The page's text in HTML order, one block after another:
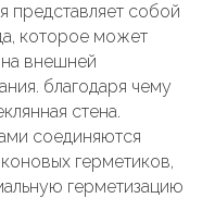
представляет собой
которое может
внешней
благодаря чему
стена.
соединяются
герметиков,
герметизацию